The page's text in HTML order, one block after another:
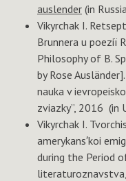
auslender (in
Vikyrchak I.
Brunnera u poeziï
Philosophy of B.
by Rose
nauka v
zviazky”, 2016 (in
Vikyrchak I.
amerykans′koi
during the Period